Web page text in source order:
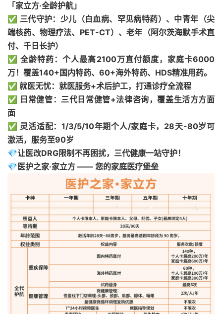
「家立方·全龄护航」
✅ 三代守护：少儿（白血病、罕见病特药）、中青年（尖
端核药、物理疗法、PET-CT）、老年（阿尔茨海默手术直
付、千日长护）
✅ 全龄特药：个人最高2100万直付额度，家庭卡6000
万！覆盖140+国内特药、60+海外特药、HDS精准用药。
✅ 就医无忧：就医服务+术后护工，打通诊疗全流程
✅ 日常健管：三代日常健管+法律咨询，覆盖生活方方面
面
✅ 灵活适配：1/3/5/10年期个人/家庭卡，28天-80岁可
激活，服务至90岁
💎让医改DRG限制不再困扰，三代健康一站守护！
💎医护之家·家立方 —— 您的家庭医疗堡垒